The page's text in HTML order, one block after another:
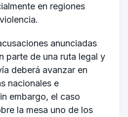
en regiones
anunciadas
parte de una ruta legal y
deberá avanzar en
nacionales e
embargo, el caso
la mesa uno de los